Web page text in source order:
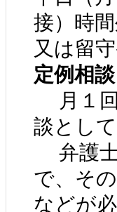
接）時
又は留
定例相
月１回
談とし
弁護士
で、そ
などが